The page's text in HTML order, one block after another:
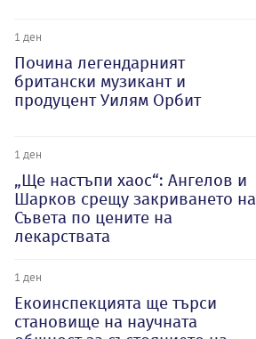
1 ден
Почина легендарният
британски музикант и
продуцент Уилям Орбит
1 ден
„Ще настъпи хаос“: Ангелов и
Шарков срещу закриването на
Съвета по цените на
лекарствата
1 ден
Екоинспекцията ще търси
становище на научната